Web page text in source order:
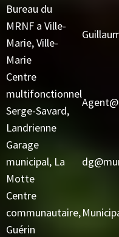
Bureau du
MRNF a Ville-
Marie, Ville-
Marie
Centre
multifonctionnel
Serge-Savard,
Landrienne
Garage
municipal, La
Motte
Centre
communautaire,
Guérin